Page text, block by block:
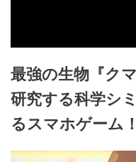
最強の生物『ク
研究する科学シ
るスマホゲーム！